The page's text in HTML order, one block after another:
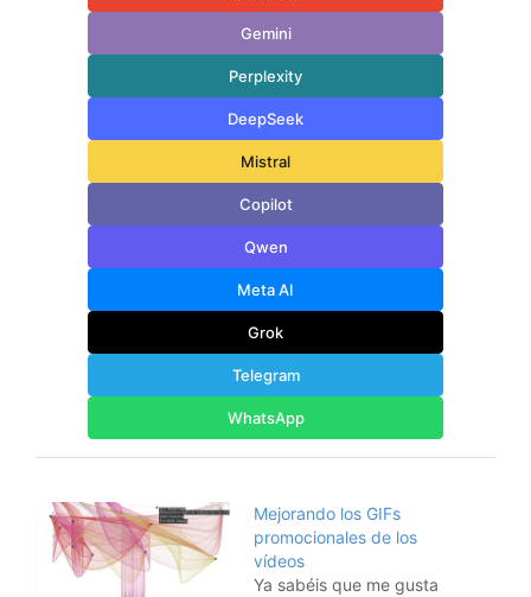
Gemini
Perplexity
DeepSeek
Mistral
Copilot
Qwen
Meta AI
Grok
Telegram
WhatsApp
Mejorando los GIFs
promocionales de los
vídeos
Ya sabéis que me gusta